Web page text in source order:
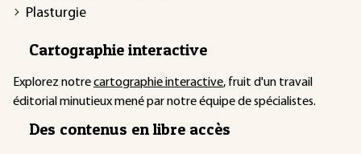
Plasturgie
Cartographie interactive
Explorez notrecartographie interactive, fruit d'un travail
éditorial minutieux mené par notre équipe de spécialistes.
Des contenus en libre accès